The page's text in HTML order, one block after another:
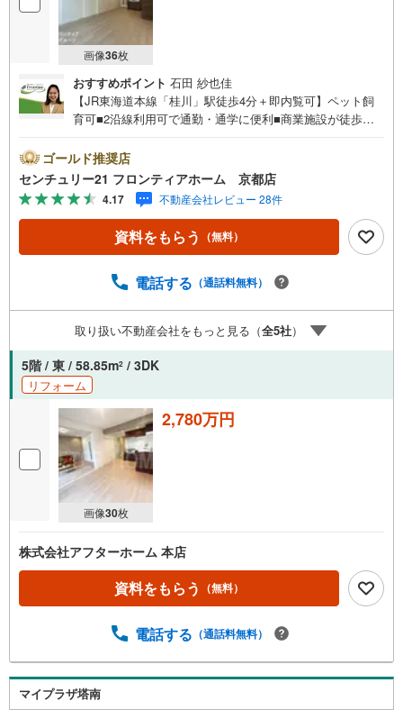
画像36枚
おすすめポイント 石田 紗也佳
【JR東海道本線「桂川」駅徒歩4分＋即内覧可】ペット飼
育可■2沿線利用可で通勤・通学に便利■商業施設が徒歩圏
抑えられ夏場も快適■令和7年6月リフォーム歴あり リフォ
ーム内容・システムキッチン新調・キッチンパネル新調・
ユニットバス新調・洗面台新調・洗濯パン新調・トイレ新
調・給湯器新調・モニターホン新調・ダウンライト新設・
ポスト新調・クロス全て貼替・フロアタイル貼替・CF貼
替・建具一部新調・室内一部塗装・網戸一部貼替・畳表
立地・京都市立久世西小学校まで徒歩約12分・京都市立久
方のプロ、ファイナンシャルプランナーが資金計画をサポ
ート2.買い替えなどにも対応できる売却専門チームあり3.
たくさんの銀行と繋がりがあるため、最も低金利になるよ
うに審査が可能4.物件のお引渡し後に必要になったお家の
リフォームも弊社のリフォームプランナーがご提案
ゴールド推奨店
センチュリー21 フロンティアホーム 京都店
4.17 不動産会社レビュー 28件
資料をもらう （無料）
電話する （通話料無料）
取り扱い不動産会社をもっと見る（全5社）
5階 / 東 / 58.85m2 / 3DK
リフォーム
画像30枚
2,780万円
株式会社アフターホーム 本店
資料をもらう （無料）
電話する （通話料無料）
マイプラザ塔南